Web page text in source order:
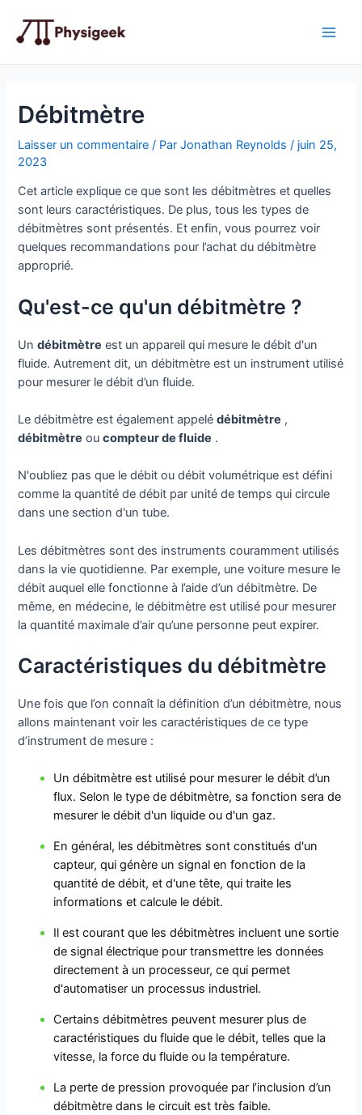
contenu
Débitmètre
Laisser un commentaire / ParJonathan Reynolds/ juin 25,
2023
Cet article explique ce que sont les débitmètres et quelles
sont leurs caractéristiques. De plus, tous les types de
débitmètres sont présentés. Et enfin, vous pourrez voir
quelques recommandations pour l’achat du débitmètre
approprié.
Qu'est-ce qu'un débitmètre ?
Undébitmètre est un appareil qui mesure le débit d'un
fluide. Autrement dit, un débitmètre est un instrument utilisé
pour mesurer le débit d’un fluide.
Le débitmètre est également appelédébitmètre ,
débitmètre oucompteur de fluide .
N'oubliez pas que le débit ou débit volumétrique est défini
comme la quantité de débit par unité de temps qui circule
dans une section d'un tube.
Les débitmètres sont des instruments couramment utilisés
dans la vie quotidienne. Par exemple, une voiture mesure le
débit auquel elle fonctionne à l’aide d’un débitmètre. De
même, en médecine, le débitmètre est utilisé pour mesurer
la quantité maximale d’air qu’une personne peut expirer.
Caractéristiques du débitmètre
Une fois que l’on connaît la définition d’un débitmètre, nous
allons maintenant voir les caractéristiques de ce type
d’instrument de mesure :
Un débitmètre est utilisé pour mesurer le débit d’un
flux. Selon le type de débitmètre, sa fonction sera de
mesurer le débit d'un liquide ou d'un gaz.
En général, les débitmètres sont constitués d'un
capteur, qui génère un signal en fonction de la
quantité de débit, et d'une tête, qui traite les
informations et calcule le débit.
Il est courant que les débitmètres incluent une sortie
de signal électrique pour transmettre les données
directement à un processeur, ce qui permet
d'automatiser un processus industriel.
Certains débitmètres peuvent mesurer plus de
caractéristiques du fluide que le débit, telles que la
vitesse, la force du fluide ou la température.
La perte de pression provoquée par l’inclusion d’un
débitmètre dans le circuit est très faible.